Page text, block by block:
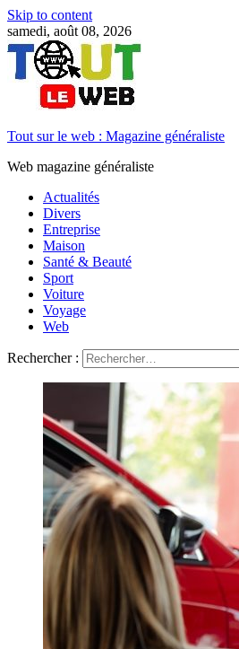
Skip to content
samedi, août 08, 2026
Tout sur le web : Magazine généraliste
Web magazine généraliste
Actualités
Divers
Entreprise
Maison
Santé & Beauté
Sport
Voiture
Voyage
Web
Rechercher :